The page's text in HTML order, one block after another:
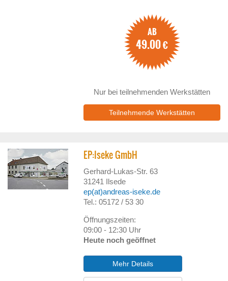
AB
49.00€
Nur bei teilnehmenden Werkstätten
Teilnehmende Werkstätten
EP:Iseke GmbH
Gerhard-Lukas-Str. 63
31241 Ilsede
ep(at)andreas-iseke.de
Tel.: 05172 / 53 30
Öffnungszeiten:
09:00 - 12:30 Uhr
Heute noch geöffnet
Mehr Details